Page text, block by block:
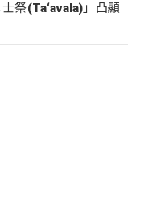
祭(Ta‘avala)」凸顯